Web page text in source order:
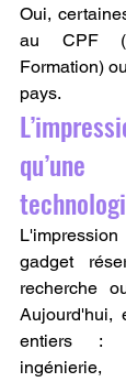
Oui,
au CPF
Formation)
pays.
gadget
recherche
Aujourd'hui,
entiers :